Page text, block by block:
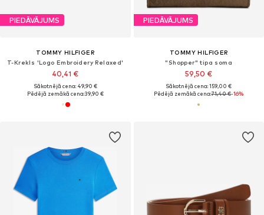
PIEDĀVĀJUMS
TOMMY HILFIGER
T-Krekls 'Logo Embroidery Relaxed'
40,41 €
Sākotnējā cena: 49,90 €
Pēdējā zemākā cena:39,90 €
PIEDĀVĀJUMS
TOMMY HILFIGER
"Shopper" tipa soma
59,50 €
Sākotnējā cena: 159,00 €
Pēdējā zemākā cena:71,40 €-16%